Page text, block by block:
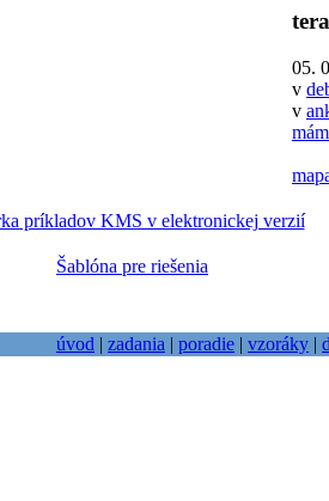
05.
v
v
príkladov KMS v elektronickej verzií
Šablóna pre riešenia
úvod | zadania | poradie | vzoráky |